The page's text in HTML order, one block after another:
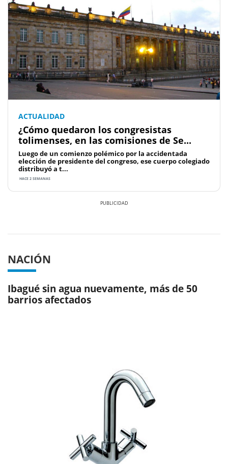
ACTUALIDAD
¿Cómo quedaron los congresistas
tolimenses, en las comisiones de Se...
Luego de un comienzo polémico por la accidentada
elección de presidente del congreso, ese cuerpo colegiado
distribuyó a t...
HACE 2 SEMANAS
NACIÓN
Ibagué sin agua nuevamente, más de 50
barrios afectados